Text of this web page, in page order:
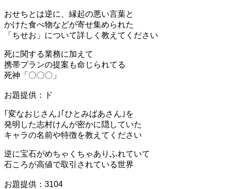
おせちとは逆に、縁起の悪い言葉と
かけた食べ物などが寄せ集められた
「ちせお」について詳しく教えてください
死に関する業務に加えて
携帯プランの提案も命じられてる
死神「〇〇〇」
お題提供：ド
｢変なおじさん｣｢ひとみばあさん｣を
発明した志村けんが密かに隠していた
キャラの名前や特徴を教えてください
逆に宝石がめちゃくちゃありふれていて
石ころが高値で取引されている世界
お題提供：3104